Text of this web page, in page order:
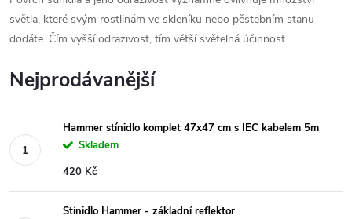
světla, které svým rostlinám ve skleníku nebo pěstebním stanu
dodáte. Čím vyšší odrazivost, tím větší světelná účinnost.
Nejprodávanější
Hammer stínidlo komplet 47x47 cm s IEC kabelem 5m
Skladem
420 Kč
Stínidlo Hammer - základní reflektor